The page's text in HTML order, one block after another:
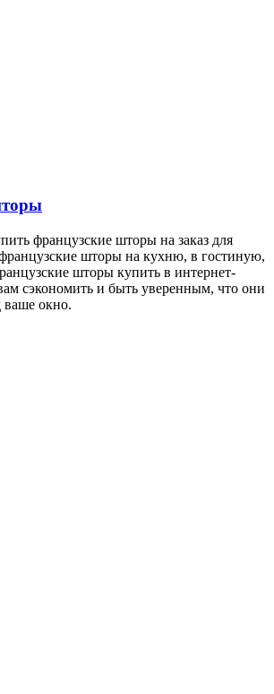
французские шторы на заказ для
шторы на кухню, в гостиную,
шторы купить в интернет-
сэкономить и быть уверенным, что они
ваше окно.